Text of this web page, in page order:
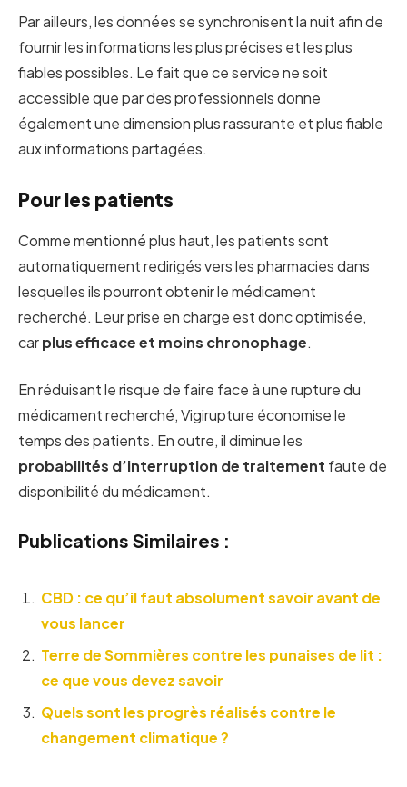
Par ailleurs, les données se synchronisent la nuit afin de
fournir les informations les plus précises et les plus
fiables possibles. Le fait que ce service ne soit
accessible que par des professionnels donne
également une dimension plus rassurante et plus fiable
aux informations partagées.
Pour les patients
Comme mentionné plus haut, les patients sont
automatiquement redirigés vers les pharmacies dans
lesquelles ils pourront obtenir le médicament
recherché. Leur prise en charge est donc optimisée,
carplus efficace et moins chronophage.
En réduisant le risque de faire face à une rupture du
médicament recherché, Vigirupture économise le
temps des patients. En outre, il diminue les
probabilités d’interruption de traitement faute de
disponibilité du médicament.
Publications Similaires :
CBD : ce qu’il faut absolument savoir avant de
vous lancer
Terre de Sommières contre les punaises de lit :
ce que vous devez savoir
Quels sont les progrès réalisés contre le
changement climatique ?